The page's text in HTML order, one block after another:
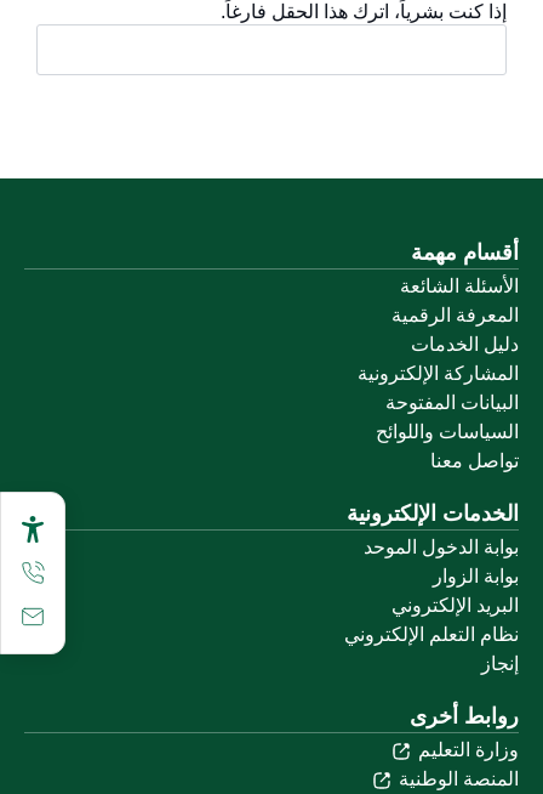
إذا كنت بشرياً، اترك هذا الحقل فارغاً.
أقسام مهمة
الأسئلة الشائعة
المعرفة الرقمية
دليل الخدمات
المشاركة الإلكترونية
البيانات المفتوحة
السياسات واللوائح
تواصل معنا
الخدمات الإلكترونية
بوابة الدخول الموحد
بوابة الزوار
البريد الإلكتروني
نظام التعلم الإلكتروني
إنجاز
روابط أخرى
وزارة التعليم
المنصة الوطنية